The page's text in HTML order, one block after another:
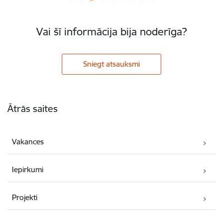
Vai šī informācija bija noderīga?
Sniegt atsauksmi
Ātrās saites
Vakances
Iepirkumi
Projekti